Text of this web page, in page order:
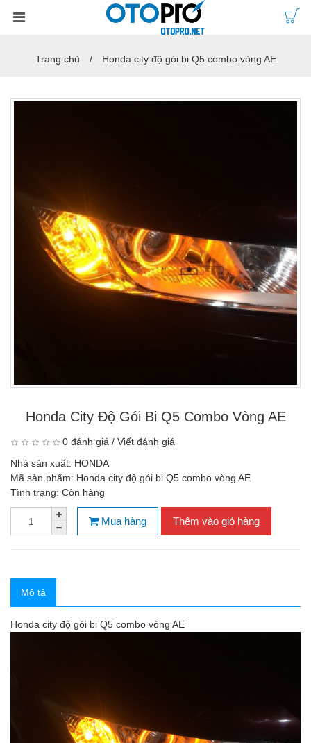
Trang chủ Honda city độ gói bi Q5 combo vòng AE
Honda City Độ Gói Bi Q5 Combo Vòng AE
0 đánh giá / Viết đánh giá
Nhà sản xuất: HONDA
Mã sản phẩm: Honda city độ gói bi Q5 combo vòng AE
Tình trạng: Còn hàng
Mua hàng Thêm vào giỏ hàng
Mô tả
Honda city độ gói bi Q5 combo vòng AE